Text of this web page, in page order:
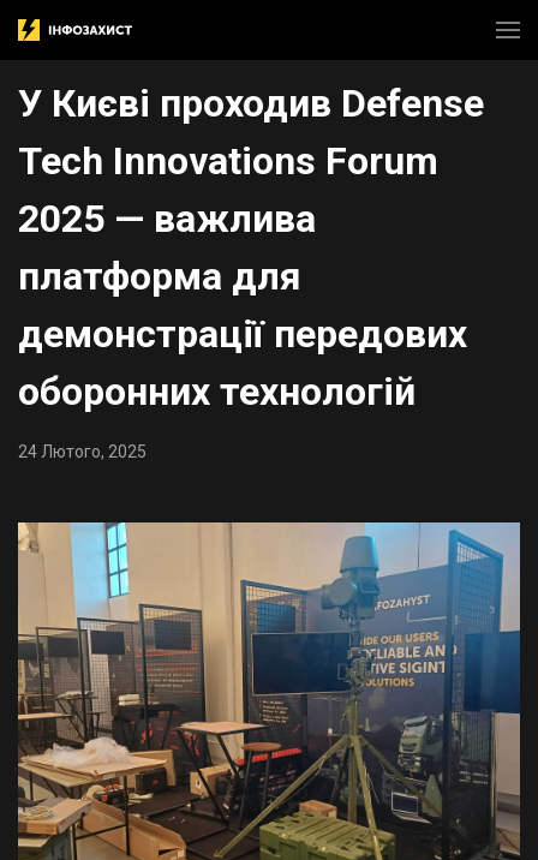
​У Києві проходив Defense
Tech Innovations Forum
2025 — важлива
платформа для
демонстрації передових
оборонних технологій
24 Лютого, 2025